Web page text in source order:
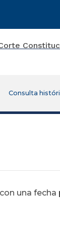
Consulta
una